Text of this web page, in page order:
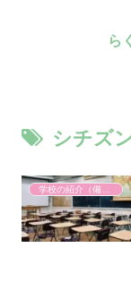
ら
シチズ